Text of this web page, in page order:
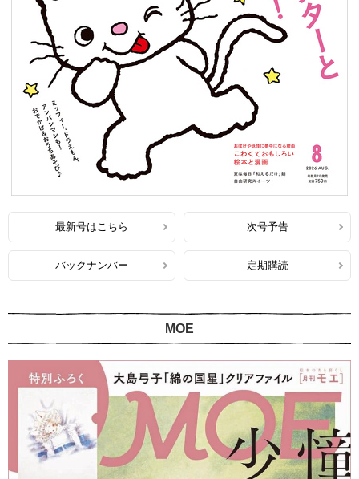
最新号はこちら 次号予告
バックナンバー 定期購読
MOE